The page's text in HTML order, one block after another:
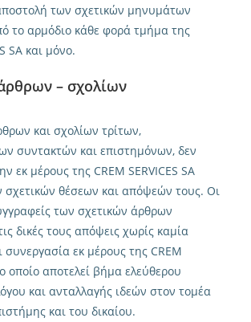
των σχετικών μηνυμάτων
το αρμόδιο κάθε φορά τμήμα της
SA και μόνο.
– σχολίων
και σχολίων τρίτων,
συντακτών και επιστημόνων, δεν
εκ μέρους της CREM SERVICES SA
σχετικών θέσεων και απόψεών τους. Οι
των σχετικών άρθρων
δικές τους απόψεις χωρίς καμία
συνεργασία εκ μέρους της CREM
οποίο αποτελεί βήμα ελεύθερου
και ανταλλαγής ιδεών στον τομέα
και του δικαίου.